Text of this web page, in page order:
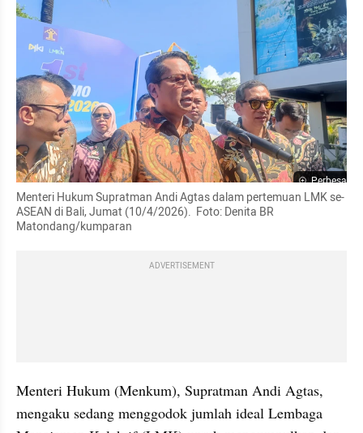
Perbesar
Menteri Hukum Supratman Andi Agtas dalam pertemuan LMK se-
ASEAN di Bali, Jumat (10/4/2026).  Foto: Denita BR
Matondang/kumparan
ADVERTISEMENT
Menteri Hukum (Menkum), Supratman Andi Agtas,
mengaku sedang menggodok jumlah ideal Lembaga